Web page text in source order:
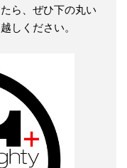
ら、ぜひ下の丸い
しください。